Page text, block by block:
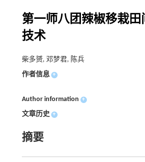
第一师八团辣椒移栽田
技术
柴多赟, 邓梦君, 陈兵
作者信息 +
Author information +
文章历史 +
摘要